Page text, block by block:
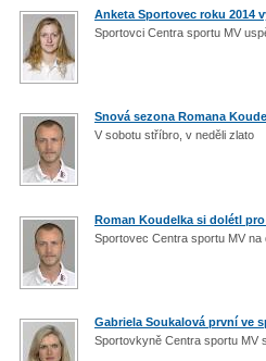
Anketa Sportovec roku 2014
Sportovci Centra sportu MV
Snová sezona Romana
V sobotu stříbro, v neděli zlato
Roman Koudelka si dolétl
Sportovec Centra sportu MV na
Gabriela Soukalová první ve
Sportovkyně Centra sportu